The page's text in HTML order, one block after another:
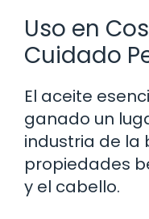
Uso en
Cuidado
El aceite
ganado un
industria de la
propiedades
y el cabello.